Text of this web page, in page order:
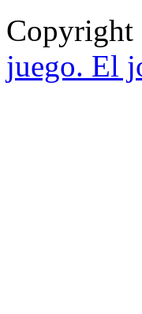
juego. El